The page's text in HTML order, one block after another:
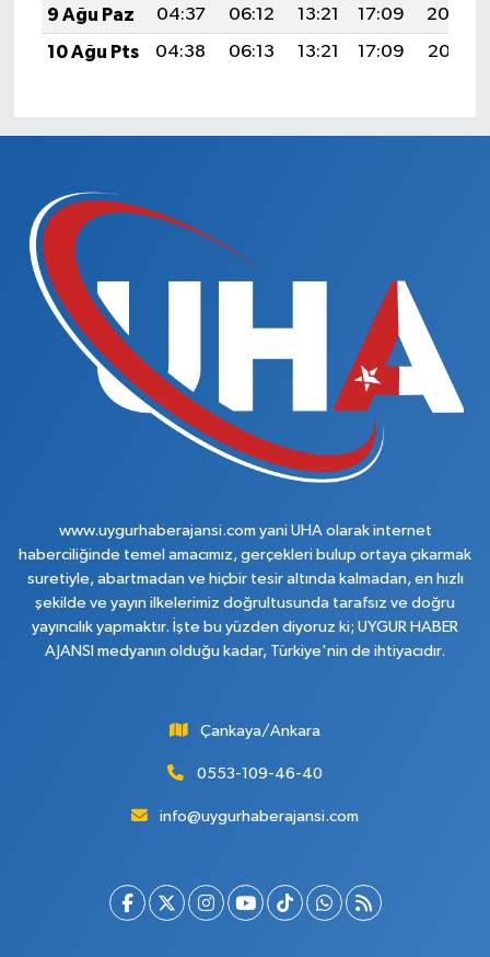
9 Ağu Paz
04:37 06:12 13:21 17:09
20:20
10 Ağu Pts
04:38 06:13 13:21 17:09 20:19
www.uygurhaberajansi.com yani UHA olarak internet
haberciliğinde temel amacımız, gerçekleri bulup ortaya çıkarmak
suretiyle, abartmadan ve hiçbir tesir altında kalmadan, en hızlı
şekilde ve yayın ilkelerimiz doğrultusunda tarafsız ve doğru
yayıncılık yapmaktır. İşte bu yüzden diyoruz ki; UYGUR HABER
AJANSI medyanın olduğu kadar, Türkiye'nin de ihtiyacıdır.
Çankaya/Ankara
0553-109-46-40
info@uygurhaberajansi.com